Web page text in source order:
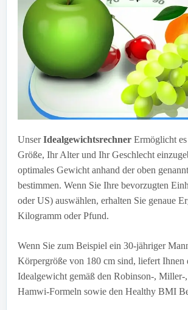
UnserIdealgewichtsrechner Ermöglicht
Größe, Ihr Alter und Ihr Geschlecht
optimales Gewicht anhand der oben
bestimmen. Wenn Sie Ihre bevorzugten
oder US) auswählen, erhalten Sie genaue
Kilogramm oder Pfund.
Wenn Sie zum Beispiel ein 30-jähriger
Körpergröße von 180 cm sind, liefert Ihnen
Idealgewicht gemäß den Robinson-, Miller-
Hamwi-Formeln sowie den Healthy BMI